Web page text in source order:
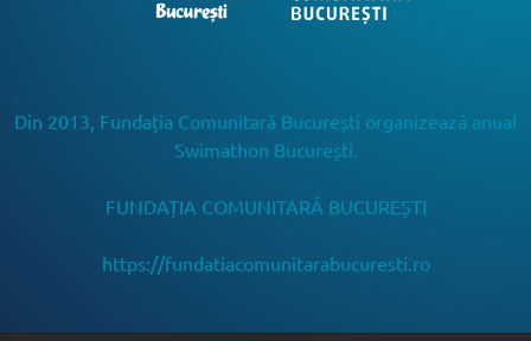
Din 2013, Fundația Comunitară București organizează anual
Swimathon București.
FUNDAȚIA COMUNITARĂ BUCUREȘTI
https://fundatiacomunitarabucuresti.ro